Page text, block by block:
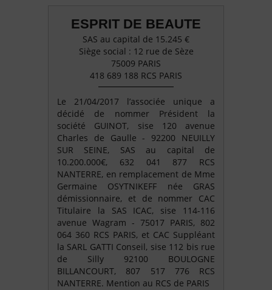
ESPRIT DE BEAUTE
SAS au capital de 15.245 €
Siège social : 12 rue de Sèze
75009 PARIS
418 689 188 RCS PARIS
Le 21/04/2017 l’associée unique a
décidé de nommer Président la
société GUINOT, sise 120 avenue
Charles de Gaulle - 92200 NEUILLY
SUR SEINE, SAS au capital de
10.200.000€, 632 041 877 RCS
NANTERRE, en remplacement de Mme
Germaine OSYTNIKEFF née GRAS
démissionnaire, et de nommer CAC
Titulaire la SAS ICAC, sise 114-116
avenue Wagram - 75017 PARIS, 802
064 360 RCS PARIS, et CAC Suppléant
la SARL GATTI Conseil, sise 112 bis rue
de Silly 92100 BOULOGNE
BILLANCOURT, 807 517 776 RCS
NANTERRE. Mention au RCS de PARIS